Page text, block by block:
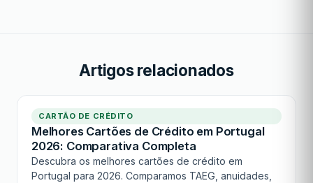
Artigos relacionados
CARTÃO DE CRÉDITO
Melhores Cartões de Crédito em Portugal
2026: Comparativa Completa
Descubra os melhores cartões de crédito em
Portugal para 2026. Comparamos TAEG, anuidades,